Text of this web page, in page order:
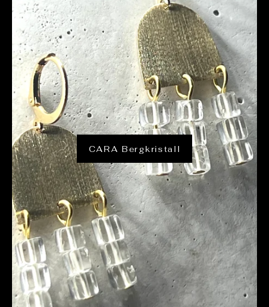
CARA Bergkristall